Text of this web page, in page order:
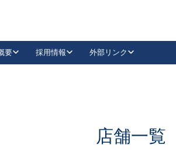
抗ウイルス・抗菌製品
要 採用情報 外部リンク
LinkedIn店舗一覧